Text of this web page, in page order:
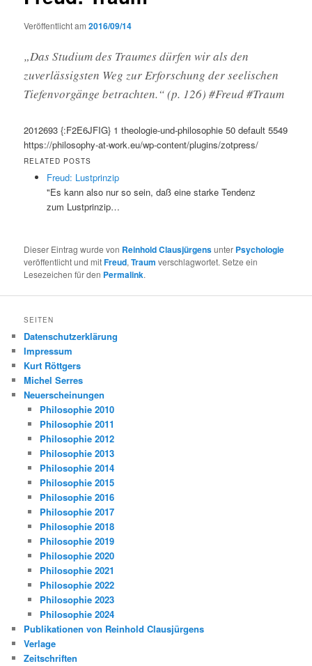
Veröffentlicht am2016/09/14
„Das Studium des Traumes dürfen wir als den
zuverlässigsten Weg zur Erforschung der seelischen
Tiefenvorgänge betrachten.“ (p. 126) #Freud #Traum
2012693 {:F2E6JFIG} 1 theologie-und-philosophie 50 default 5549
https://philosophy-at-work.eu/wp-content/plugins/zotpress/
RELATED POSTS
Freud: Lustprinzip
"Es kann also nur so sein, daß eine starke Tendenz
zum Lustprinzip…
Dieser Eintrag wurde von Reinhold Clausjürgensunter Psychologie
veröffentlicht und mitFreud,Traum verschlagwortet. Setze ein
Lesezeichen für den Permalink.
SEITEN
Datenschutzerklärung
Impressum
Kurt Röttgers
Michel Serres
Neuerscheinungen
Philosophie 2010
Philosophie 2011
Philosophie 2012
Philosophie 2013
Philosophie 2014
Philosophie 2015
Philosophie 2016
Philosophie 2017
Philosophie 2018
Philosophie 2019
Philosophie 2020
Philosophie 2021
Philosophie 2022
Philosophie 2023
Philosophie 2024
Publikationen von Reinhold Clausjürgens
Verlage
Zeitschriften